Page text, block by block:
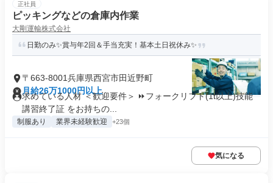
正社員
ピッキングなどの倉庫内作業
大剛運輸株式会社
日勤のみ✨賞与年2回＆手当充実！基本土日祝休み✨
〒663-8001兵庫県西宮市田近野町
月給26万1000円以上
求めている人材 ＜歓迎要件＞ ⏩フォークリフト(1t以上)技能
講習終了証 をお持ちの...
制服あり 業界未経験歓迎 +23個
気になる